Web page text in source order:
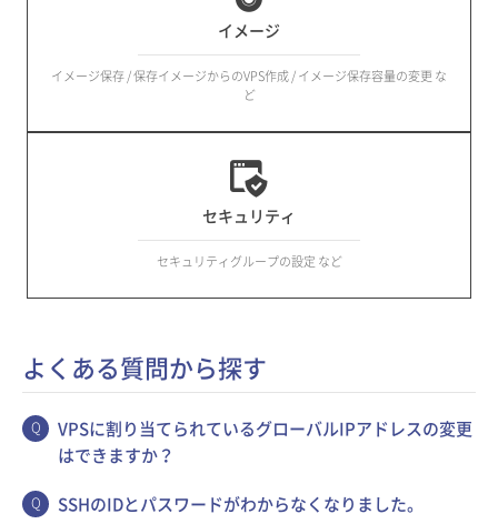
イメージ
イメージ保存 / 保存イメージからのVPS作成 / イメージ保存容量の変更 な
ど
セキュリティ
セキュリティグループの設定 など
よくある質問から探す
VPSに割り当てられているグローバルIPアドレスの変更
はできますか？
SSHのIDとパスワードがわからなくなりました。